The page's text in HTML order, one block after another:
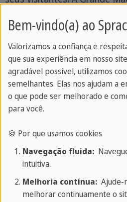
de inglês de qualidade, você
aprender em inglês em
Sobre cursos de inglês em
Combine um curso de
divertidas no exterior e
cultura estrangeira;
Equipe de professores
Bem-vindo(a) ao
Valorizamos a confiança e
que sua experiência em nosso
agradável possível, utilizamos
semelhantes. Elas nos ajudam a
o que pode ser melhorado e
para você.
🍪 Por que usamos cookies
Navegação fluida:
intuitiva.
Melhoria contínua:Ajude-
melhorar continuamente o